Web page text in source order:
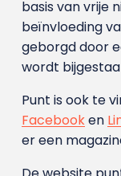
basis van vrije
beïnvloeding
geborgd door
wordt
Punt is ook te
Facebooken
er een